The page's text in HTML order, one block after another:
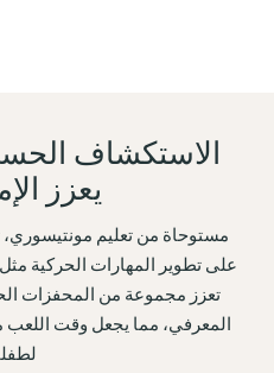
الاستكشاف
يعزز
مستوحاة من تعليم
على تطوير المهارات الحركية
تعزز مجموعة من المحفزات
المعرفي، مما يجعل وقت اللعب